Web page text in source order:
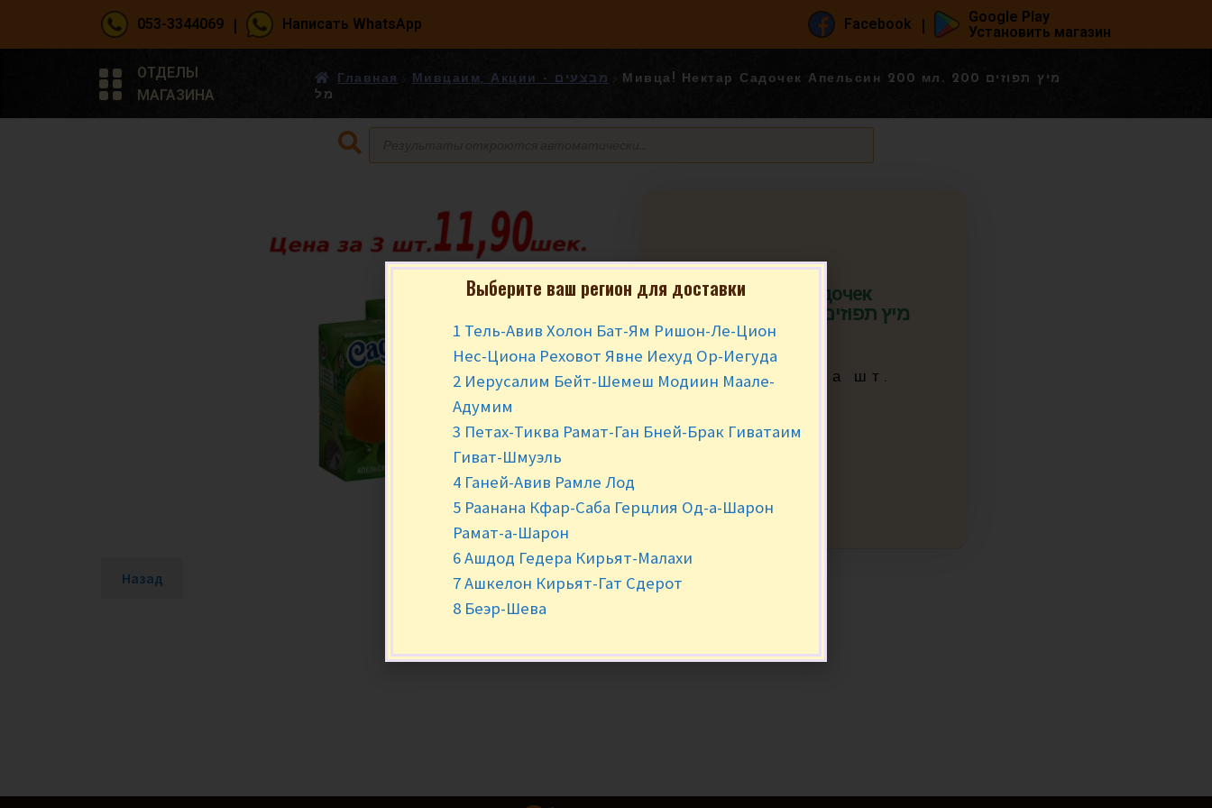
053-3344069 | Написать WhatsApp Facebook |
Google Play
Установить магазин
ОТДЕЛЫ
МАГАЗИНА
Главная Мивцаим, Акции - מבצעים
Мивца! Нектар Садочек Апельсин 200 мл. מיץ תפוזים 200
מל
Мивца! Нектар Садочек
200 מל
₪4.90 ₪3.97 за шт.
Нет в наличии
Назад
Выберите ваш регион для доставки
1 Тель-Авив Холон Бат-Ям Ришон-Ле-Цион
Нес-Циона Реховот Явне Иехуд Ор-Иегуда
2 Иерусалим Бейт-Шемеш Модиин Маале-
Адумим
3 Петах-Тиква Рамат-Ган Бней-Брак Гиватаим
Гиват-Шмуэль
4 Ганей-Авив Рамле Лод
5 Раанана Кфар-Саба Герцлия Од-а-Шарон
Рамат-а-Шарон
6 Ашдод Гедера Кирьят-Малахи
7 Ашкелон Кирьят-Гат Сдерот
8 Беэр-Шева